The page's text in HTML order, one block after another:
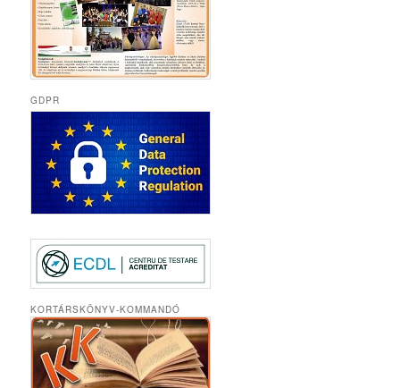
GDPR
KORTÁRSKÖNYV-KOMMANDÓ